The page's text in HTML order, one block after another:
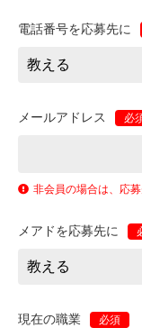
電話番号を応募先に
メールアドレス 必
非会員の場合は、応
メアドを応募先に
現在の職業 必須